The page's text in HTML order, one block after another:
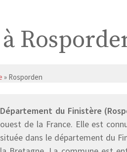
» Rosporden
Département du Finistère
ouest de la France. Elle est
située dans le département du